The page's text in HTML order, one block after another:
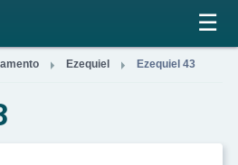
×
☰
 Ezequiel  Ezequiel 43